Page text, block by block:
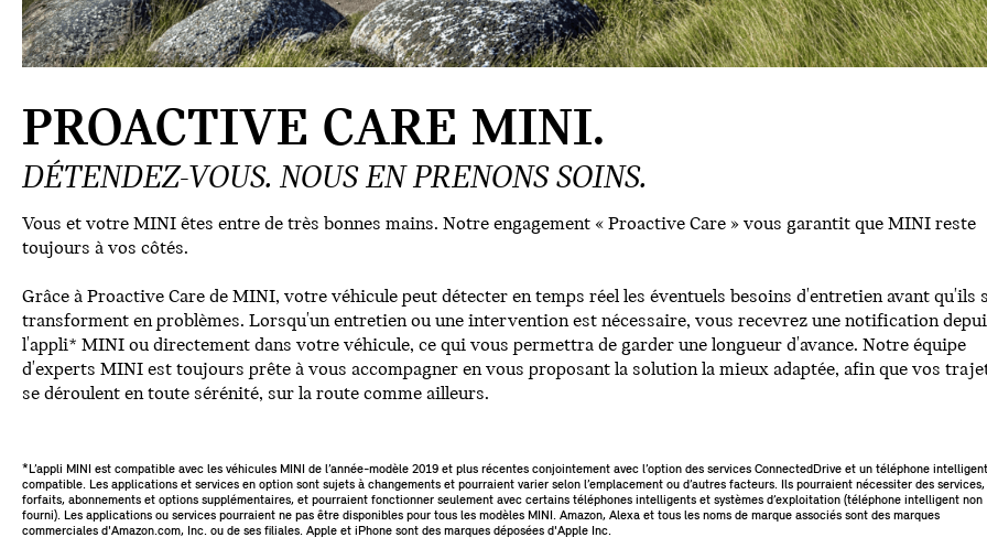
PROACTIVE CARE MINI.
DÉTENDEZ-VOUS. NOUS EN PRENONS SOINS.
Vous et votre MINI êtes entre de très bonnes mains. Notre engagement « Proactive Care » vous garantit que MINI reste
toujours à vos côtés.
Grâce à Proactive Care de MINI, votre véhicule peut détecter en temps réel les éventuels besoins d'entretien avant qu'ils
transforment en problèmes. Lorsqu'un entretien ou une intervention est nécessaire, vous recevrez une notification
l'appli* MINI ou directement dans votre véhicule, ce qui vous permettra de garder une longueur d'avance. Notre équipe
d'experts MINI est toujours prête à vous accompagner en vous proposant la solution la mieux adaptée, afin que vos
se déroulent en toute sérénité, sur la route comme ailleurs.
*L’appli MINI est compatible avec les véhicules MINI de l’année-modèle 2019 et plus récentes conjointement avec l’option des services ConnectedDrive et un téléphone intelligent
compatible. Les applications et services en option sont sujets à changements et pourraient varier selon l’emplacement ou d’autres facteurs. Ils pourraient nécessiter des services,
forfaits, abonnements et options supplémentaires, et pourraient fonctionner seulement avec certains téléphones intelligents et systèmes d’exploitation (téléphone intelligent non
fourni). Les applications ou services pourraient ne pas être disponibles pour tous les modèles MINI. Amazon, Alexa et tous les noms de marque associés sont des marques
commerciales d'Amazon.com, Inc. ou de ses filiales. Apple et iPhone sont des marques déposées d'Apple Inc.